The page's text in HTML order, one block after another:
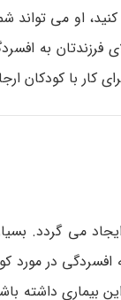
او می ­تواند شما
فرزندتان به
کار با کودکان
می­ گردد.